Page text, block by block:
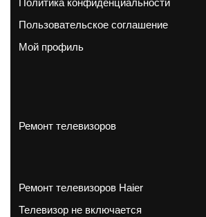
Пользовательское соглашение
Мой профиль
Ремонт телевизоров
Ремонт телевизоров Haier
Телевизор не включается